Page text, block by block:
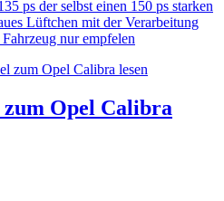
ps der selbst einen 150 ps starken
Lüftchen mit der Verarbeitung
nur empfelen
zum Opel Calibra lesen
Opel Calibra